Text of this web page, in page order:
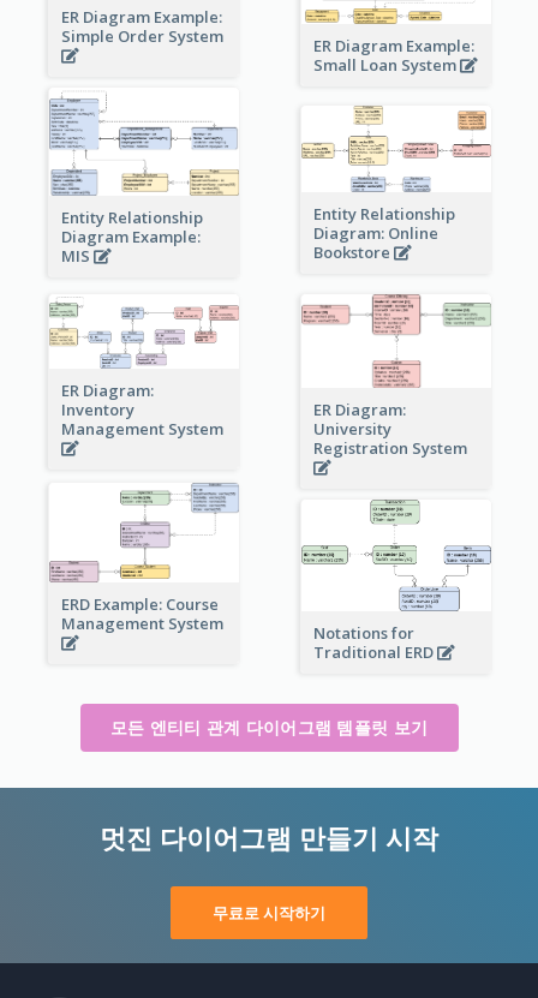
ER Diagram Example:
Simple Order System
ER Diagram Example:
Small Loan System
Entity Relationship
Diagram Example:
MIS
Entity Relationship
Diagram: Online
Bookstore
ER Diagram:
Inventory
Management System
ER Diagram:
University
Registration System
ERD Example: Course
Management System
Notations for
Traditional ERD
모든 엔티티 관계 다이어그램 템플릿 보기
멋진 다이어그램 만들기 시작
무료로 시작하기